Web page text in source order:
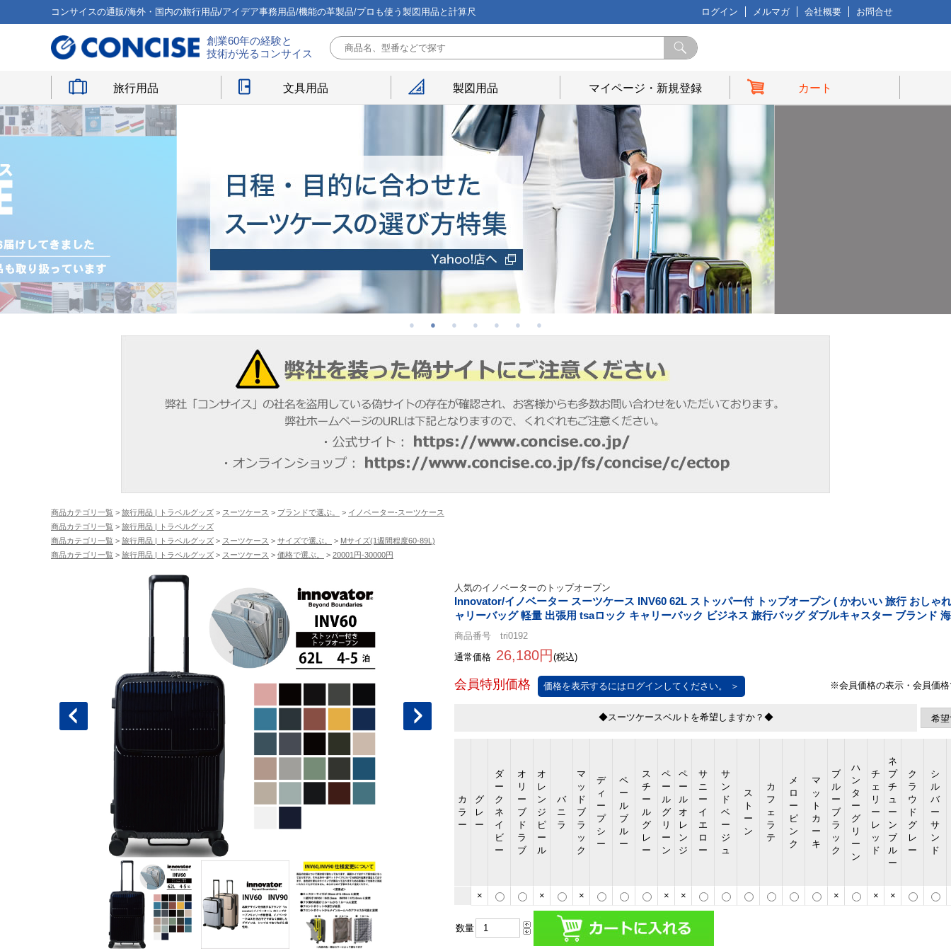
コンサイスの通販/海外・国内の旅行用品/アイデア事務用品/機能の革製品/プロも使う製図用品と計算尺 ログイン メルマガ 会社概要 お問合せ
創業60年の経験と
技術が光るコンサイス
旅行用品 文具用品 製図用品 マイページ・新規登録 カート
商品カテゴリ一覧 > 旅行用品 | トラベルグッズ > スーツケース > ブランドで選ぶ。 > イノベーター-スーツケース
商品カテゴリ一覧 > 旅行用品 | トラベルグッズ
商品カテゴリ一覧 > 旅行用品 | トラベルグッズ > スーツケース > サイズで選ぶ。 > Mサイズ(1週間程度60-89L)
商品カテゴリ一覧 > 旅行用品 | トラベルグッズ > スーツケース > 価格で選ぶ。 > 20001円-30000円
人気のイノベーターのトップオープン
Innovator/イノベーター スーツケース INV60 62L ストッパー付 トップオープン ( かわいい 旅行 おしゃ
ャリーバッグ 軽量 出張用 tsaロック キャリーバック ビジネス 旅行バッグ ダブルキャスター ブランド
商品番号 tri0192
通常価格 26,180円 (税込)
価格を表示するにはログインしてください。 ＞
◆スーツケースベルトを希望しますか？◆
カ
ラ
ー
グ
レ
ー
ダ
ー
ク
ネ
イ
ビ
ー
オ
リ
ー
ブ
ド
ラ
ブ
オ
レ
ン
ジ
ピ
ー
ル
バ
ニ
ラ
マ
ッ
ド
ブ
ラ
ッ
ク
デ
ィ
ー
プ
シ
ー
ペ
ー
ル
ブ
ル
ー
ス
チ
ー
ル
グ
レ
ー
ペ
ー
ル
グ
リ
ー
ン
ペ
ー
ル
オ
レ
ン
ジ
サ
ニ
ー
イ
エ
ロ
ー
サ
ン
ド
ベ
ー
ジ
ュ
ス
ト
ー
ン
カ
フ
ェ
ラ
テ
メ
ロ
ー
ピ
ン
ク
マ
ッ
ト
カ
ー
キ
ブ
ル
ー
ブ
ラ
ッ
ク
ハ
ン
タ
ー
グ
リ
ー
ン
チ
ェ
リ
ー
レ
ッ
ド
ネ
プ
チ
ュ
ー
ン
ブ
ル
ー
ク
ラ
ウ
ド
グ
レ
ー
シ
ル
バ
ー
サ
ン
ド
× × × × × × × ×
数量